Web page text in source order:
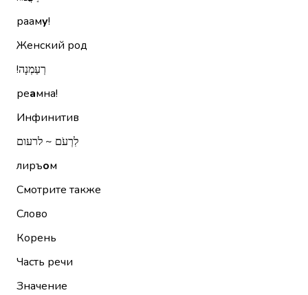
рааму!
Женский род
רְעַמְנָה!‏
реамна!
Инфинитив
לִרְעֹם ~ לרעום
лиръом
Смотрите также
Слово
Корень
Часть речи
Значение